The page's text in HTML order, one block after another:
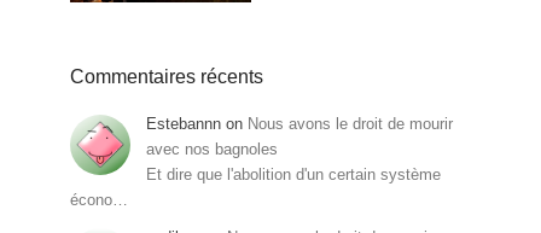
Commentaires récents
Estebannn on Nous avons le droit de mourir
avec nos bagnoles
Et dire que l'abolition d'un certain système
écono…